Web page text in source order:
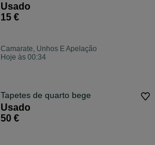
Usado
15 €
Camarate, Unhos E Apelação
Hoje às 00:34
Tapetes de quarto bege
Usado
50 €